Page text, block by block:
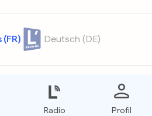
(FR) Deutsch (DE)
Protection des données
générales
Radio Profil